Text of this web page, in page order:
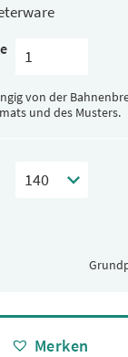
von der
und des Musters.
Merken